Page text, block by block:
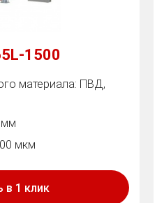
1500
материала: ПВД,
мм
мкм
в 1 клик